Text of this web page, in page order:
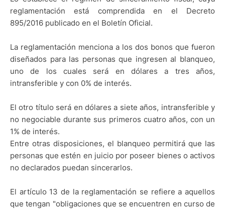
reglamentación está comprendida en el Decreto
895/2016 publicado en el Boletín Oficial.
La reglamentación menciona a los dos bonos que fueron
diseñados para las personas que ingresen al blanqueo,
uno de los cuales será en dólares a tres años,
intransferible y con 0% de interés.
El otro título será en dólares a siete años, intransferible y
no negociable durante sus primeros cuatro años, con un
1% de interés.
Entre otras disposiciones, el blanqueo permitirá que las
personas que estén en juicio por poseer bienes o activos
no declarados puedan sincerarlos.
El artículo 13 de la reglamentación se refiere a aquellos
que tengan "obligaciones que se encuentren en curso de